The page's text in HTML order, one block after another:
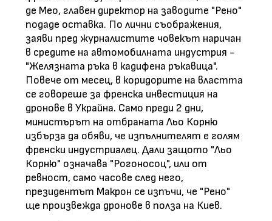
де Мео, главен директор на заводите "Рено"
подаде оставка. По лични съображения,
заяви пред журналистите човекът наричан
в средите на автомобилната индустрия -
"Желязната ръка в кадифена ръкавица".
Повече от месец, в коридорите на властта
се говореше за френска инвестиция на
дронове в Украйна. Само преди 2 дни,
министърът на отбраната Льо Корню
избърза да обяви, че изпълнителят е голям
френски индустриалец. Дали защото "Льо
Корню" означава "Рогоносоц", или от
ревност, само часове след него,
президентът Макрон се изпъчи, че "Рено"
ще произвежда дронове в полза на Киев.